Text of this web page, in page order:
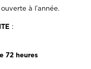
ouverte à l’année.
:
72 heures